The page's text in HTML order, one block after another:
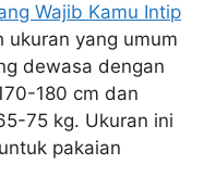
Wajib Kamu Intip
ukuran yang umum
dewasa dengan
180 cm dan
75 kg. Ukuran ini
pakaian